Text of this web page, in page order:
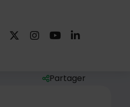
de 3 caractères
la recherche
suivre
X (Twitter)
Instagram
YouTubeLinkedIn
Liste des liens de
Partager